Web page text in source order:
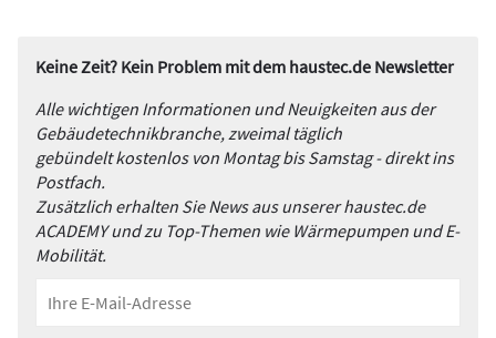
Keine Zeit? Kein Problem mit dem haustec.de Newsletter
Alle wichtigen Informationen und Neuigkeiten aus der
Gebäudetechnikbranche, zweimal täglich
gebündelt kostenlos von Montag bis Samstag - direkt ins
Postfach.
Zusätzlich erhalten Sie News aus unserer haustec.de
ACADEMY und zu Top-Themen wie Wärmepumpen und E-
Mobilität.